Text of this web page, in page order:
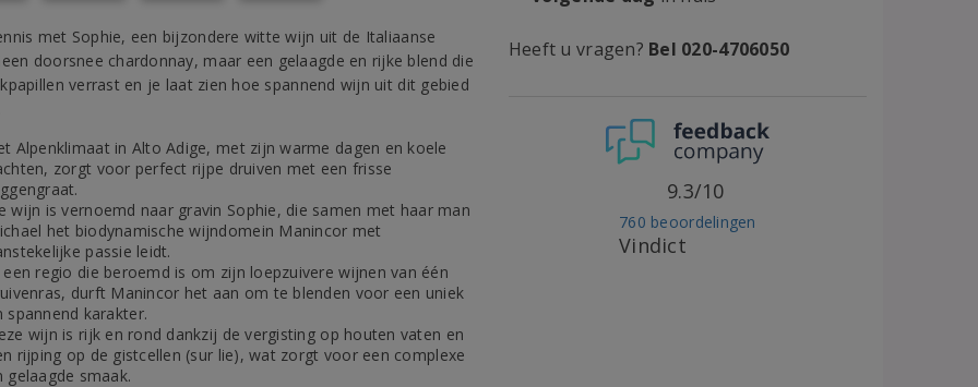
met Sophie, een bijzondere witte wijn uit de Italiaanse
doorsnee chardonnay, maar een gelaagde en rijke blend die
verrast en je laat zien hoe spannend wijn uit dit gebied
Alpenklimaat in Alto Adige, met zijn warme dagen en koele
zorgt voor perfect rijpe druiven met een frisse
wijn is vernoemd naar gravin Sophie, die samen met haar man
het biodynamische wijndomein Manincor met
passie leidt.
een regio die beroemd is om zijn loepzuivere wijnen van één
durft Manincor het aan om te blenden voor een uniek
spannend karakter.
wijn is rijk en rond dankzij de vergisting op houten vaten en
rijping op de gistcellen (sur lie), wat zorgt voor een complexe
gelaagde smaak.
Heeft u vragen? Bel 020-4706050
Vindict
760 beoordelingen
9.3/10